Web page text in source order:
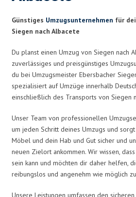
Günstiges Umzugsunternehmen für
Siegen nach Albacete
Du planst einen Umzug von Siegen nach
zuverlässiges und preisgünstiges
du bei Umzugsmeister Ebersbacher
spezialisiert auf Umzüge innerhalb
einschließlich des Transports von Siegen
Unser Team von professionellen
um jeden Schritt deines Umzugs und
Möbel und dein Hab und Gut sicher und
neuen Zielort ankommen. Wir wissen,
sein kann und möchten dir daher helfen,
reibungslos und angenehm wie möglich
Unsere Leistungen umfassen den